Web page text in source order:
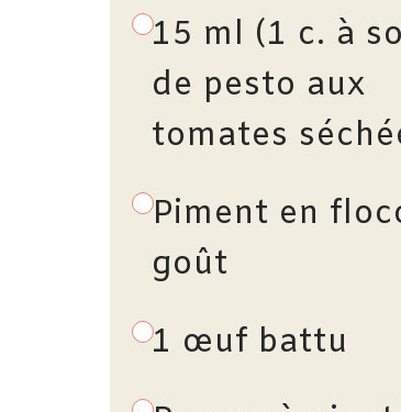
15 ml (1 c. à
de pesto aux
tomates
Piment en
goût
1 œuf battu